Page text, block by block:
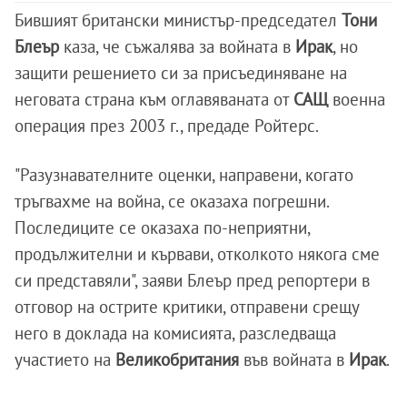
Бившият британски министър-председател Тони
Блеър каза, че съжалява за войната в Ирак, но
защити решението си за присъединяване на
неговата страна към оглавяваната от САЩ военна
операция през 2003 г., предаде Ройтерс.
"Разузнавателните оценки, направени, когато
тръгвахме на война, се оказаха погрешни.
Последиците се оказаха по-неприятни,
продължителни и кървави, отколкото някога сме
си представяли", заяви Блеър пред репортери в
отговор на острите критики, отправени срещу
него в доклада на комисията, разследваща
участието на Великобритания във войната в Ирак.